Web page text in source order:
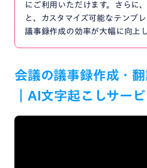
にご利用いただけます。さらに
と、カスタマイズ可能なテンプ
議事録作成の効率が大幅に向上し
会議の議事録作成・
｜AI文字起こしサー